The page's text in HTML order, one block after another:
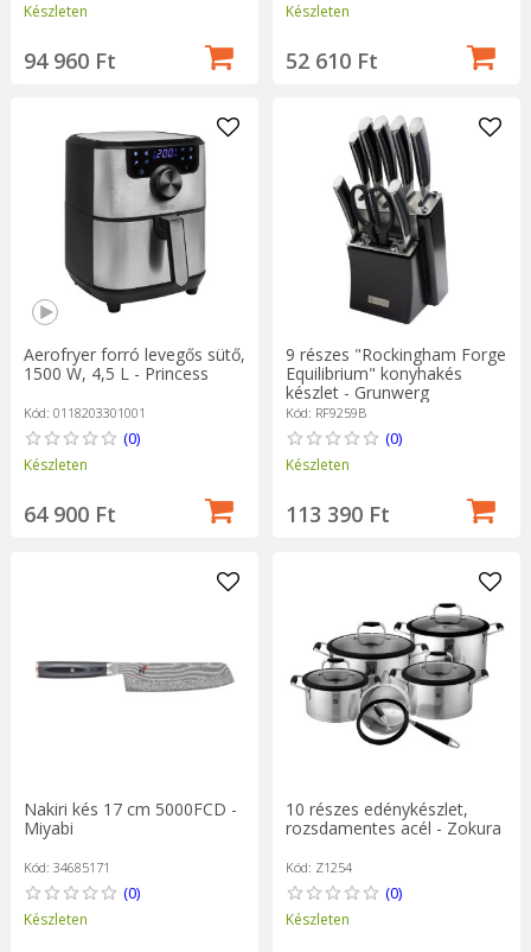
Készleten
94 960 Ft
Készleten
52 610 Ft
Aerofryer forró levegős sütő,
1500 W, 4,5 L - Princess
Kód: 0118203301001
(0)
Készleten
64 900 Ft
9 részes "Rockingham Forge
Equilibrium" konyhakés
készlet - Grunwerg
Kód: RF9259B
(0)
Készleten
113 390 Ft
Nakiri kés 17 cm 5000FCD -
Miyabi
Kód: 34685171
(0)
Készleten
10 részes edénykészlet,
rozsdamentes acél - Zokura
Kód: Z1254
(0)
Készleten